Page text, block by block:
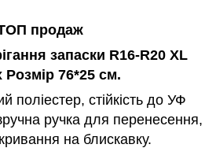
продаж
запаски R16-R20 XL
Розмір 76*25 см.
поліестер, стійкість до УФ
ручка для перенесення,
на блискавку.